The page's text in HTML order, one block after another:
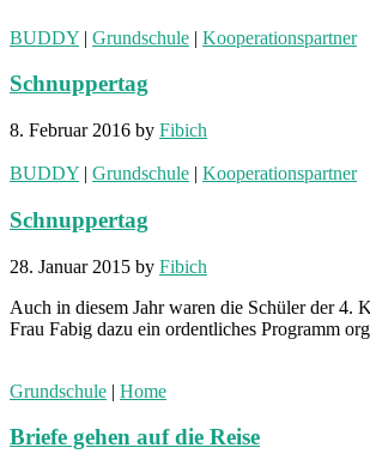
BUDDY | Grundschule | Kooperationspartner
Schnuppertag
8. Februar 2016 by Fibich
BUDDY | Grundschule | Kooperationspartner
Schnuppertag
28. Januar 2015 by Fibich
Auch in diesem Jahr waren die Schüler der 4.
Frau Fabig dazu ein ordentliches Programm
Grundschule | Home
Briefe gehen auf die Reise